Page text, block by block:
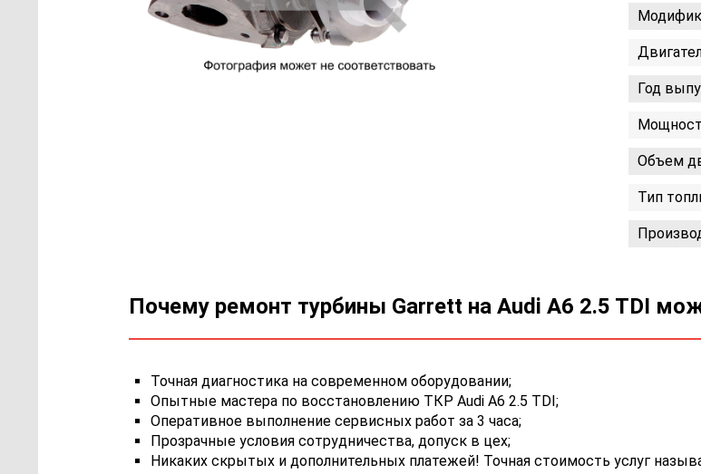
Год
Объем
Тип
Почему ремонт турбины Garrett на Audi A6 2.5 TDI
Точная диагностика на современном оборудовании;
Опытные мастера по восстановлению ТКР Audi A6 2.5 TDI;
Оперативное выполнение сервисных работ за 3 часа;
Прозрачные условия сотрудничества, допуск в цех;
Никаких скрытых и дополнительных платежей! Точная стоимость услуг